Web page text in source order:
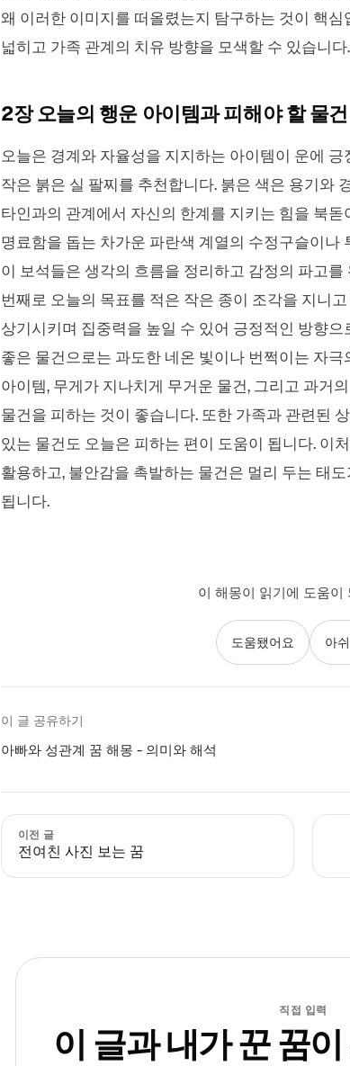
왜 이러한 이미지를 떠올렸는지 탐구하는 것이 핵
넓히고 가족 관계의 치유 방향을 모색할 수 있습니다.
2장 오늘의 행운 아이템과 피해야 할 물건
오늘은 경계와 자율성을 지지하는 아이템이 운에
작은 붉은 실 팔찌를 추천합니다. 붉은 색은 용기와
타인과의 관계에서 자신의 한계를 지키는 힘을 북
명료함을 돕는 차가운 파란색 계열의 수정구슬이나
이 보석들은 생각의 흐름을 정리하고 감정의 파고
번째로 오늘의 목표를 적은 작은 종이 조각을 지니
상기시키며 집중력을 높일 수 있어 긍정적인 방향
좋은 물건으로는 과도한 네온 빛이나 번쩍이는 자
아이템, 무게가 지나치게 무거운 물건, 그리고 과거
물건을 피하는 것이 좋습니다. 또한 가족과 관련된
있는 물건도 오늘은 피하는 편이 도움이 됩니다. 이
활용하고, 불안감을 촉발하는 물건은 멀리 두는 태
됩니다.
이 해몽이 읽기에 도움이
도움됐어요 아
이 글 공유하기
아빠와 성관계 꿈 해몽 - 의미와 해석
이전 글
전여친 사진 보는 꿈
직접 입력
이 글과 내가 꾼 꿈